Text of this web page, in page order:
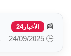
📰 الأخبار24
🕒 24/09/2025 – 14:51